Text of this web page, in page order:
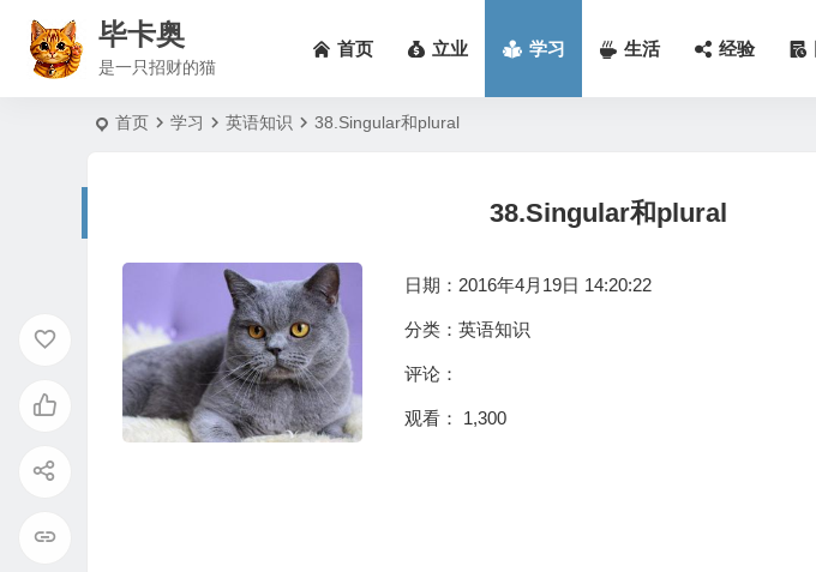
毕卡奥
是一只招财的猫
首页 立业 学习 生活 经验
首页 学习 英语知识 38.Singular和plural
38.Singular和plural
日期：2016年4月19日 14:20:22
分类： 英语知识
评论：
观看： 1,300